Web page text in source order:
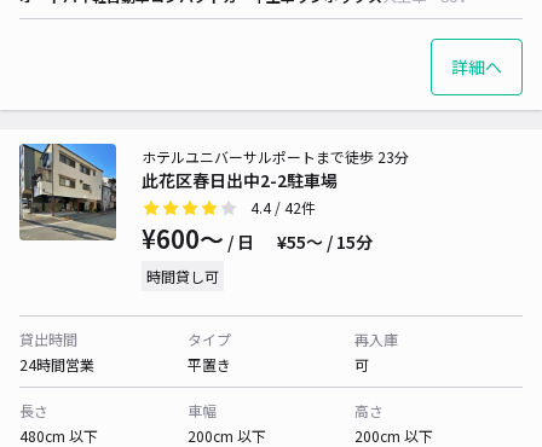
詳細へ
此花区春日出中2-2駐車場
ホテルユニバーサルポートまで徒歩 23分
4.4/ 42件
¥600〜 / 日 ¥55〜 / 15分
時間貸し可
貸出時間
24時間営業
タイプ
平置き
再入庫
可
長さ
480cm 以下
車幅
200cm 以下
高さ
200cm 以下